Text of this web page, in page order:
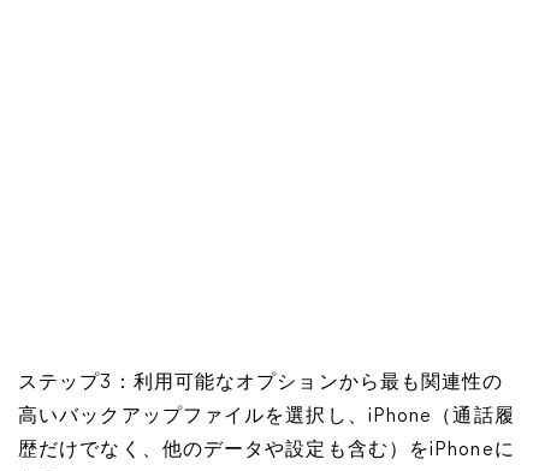
ステップ3：利用可能なオプションから最も関連性の
高いバックアップファイルを選択し、iPhone（通話履
歴だけでなく、他のデータや設定も含む）をiPhoneに